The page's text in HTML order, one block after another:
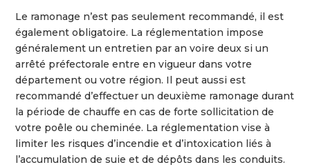
Le ramonage n’est pas seulement recommandé, il est
également obligatoire. La réglementation impose
généralement un entretien par an voire deux si un
arrêté préfectorale entre en vigueur dans votre
département ou votre région. Il peut aussi est
recommandé d’effectuer un deuxième ramonage durant
la période de chauffe en cas de forte sollicitation de
votre poêle ou cheminée. La réglementation vise à
limiter les risques d’incendie et d’intoxication liés à
l’accumulation de suie et de dépôts dans les conduits.